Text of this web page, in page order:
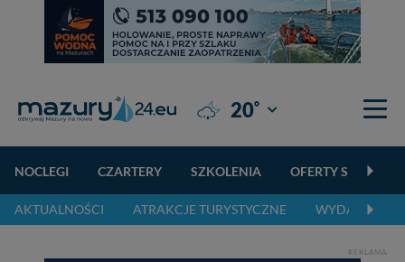
20° Giżycko
NOCLEGI CZARTERY SZKOLENIA OFERTY
AKTUALNOŚCI ATRAKCJE TURYSTYCZNE WYDARZENIA
REKLAMA